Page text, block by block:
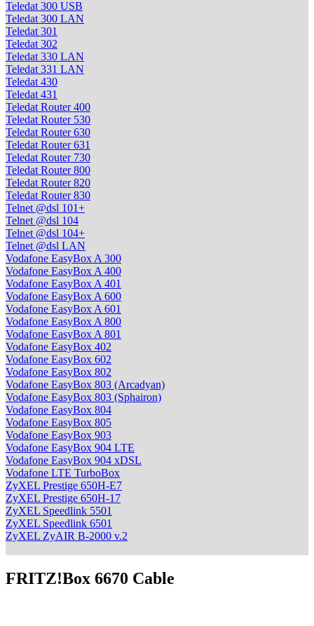
Teledat 300 USB
Teledat 300 LAN
Teledat 301
Teledat 302
Teledat 330 LAN
Teledat 331 LAN
Teledat 430
Teledat 431
Teledat Router 400
Teledat Router 530
Teledat Router 630
Teledat Router 631
Teledat Router 730
Teledat Router 800
Teledat Router 820
Teledat Router 830
Telnet @dsl 101+
Telnet @dsl 104
Telnet @dsl 104+
Telnet @dsl LAN
Vodafone EasyBox A 300
Vodafone EasyBox A 400
Vodafone EasyBox A 401
Vodafone EasyBox A 600
Vodafone EasyBox A 601
Vodafone EasyBox A 800
Vodafone EasyBox A 801
Vodafone EasyBox 402
Vodafone EasyBox 602
Vodafone EasyBox 802
Vodafone EasyBox 803 (Arcadyan)
Vodafone EasyBox 803 (Sphairon)
Vodafone EasyBox 804
Vodafone EasyBox 805
Vodafone EasyBox 903
Vodafone EasyBox 904 LTE
Vodafone EasyBox 904 xDSL
Vodafone LTE TurboBox
ZyXEL Prestige 650H-E7
ZyXEL Prestige 650H-17
ZyXEL Speedlink 5501
ZyXEL Speedlink 6501
ZyXEL ZyAIR B-2000 v.2
FRITZ!Box 6670 Cable